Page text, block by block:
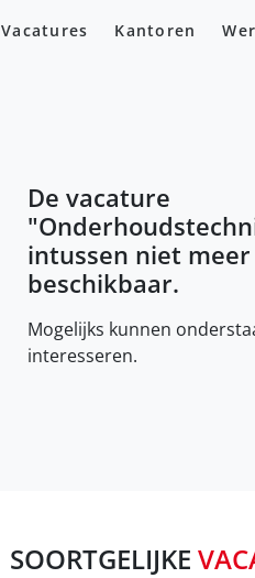
Vacatures Kantoren
De vacature
"
intussen niet meer
beschikbaar.
Mogelijks kunnen
interesseren.
SOORTGELIJKE